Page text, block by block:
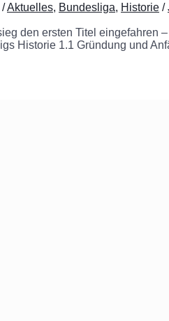
/Aktuelles, Bundesliga, Historie /
den ersten Titel eingefahren
Historie 1.1 Gründung und